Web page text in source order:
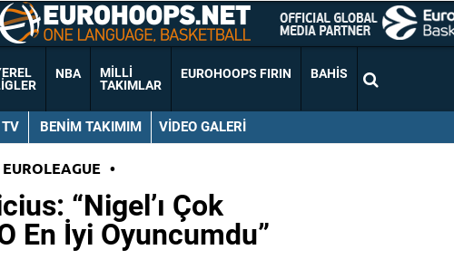
NBA
MILLI
TAKIMLAR
EUROHOOPS FIRIN BAHIS
TV BENIM TAKIMIM VIDEO GALERI
EUROLEAGUE •
“Nigel’ı Çok
En İyi Oyuncumdu”